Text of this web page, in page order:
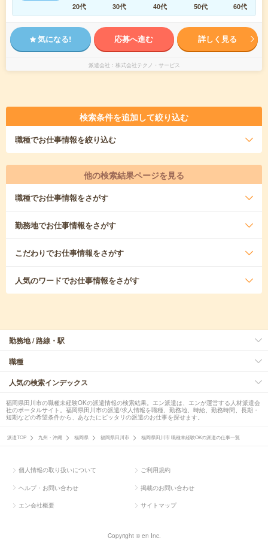
20代
30代 40代 50代 60代
気になる! 応募へ進む 詳しく見る
派遣会社 株式会社テクノ・サービス
検索条件を追加して絞り込む
職種でお仕事情報を絞り込む
他の検索結果ページを見る
職種でお仕事情報をさがす
勤務地でお仕事情報をさがす
こだわりでお仕事情報をさがす
人気のワードでお仕事情報をさがす
勤務地 / 路線・駅
職種
人気の検索インデックス
福岡県田川市の職種未経験OKの派遣情報の検索結果。エン派遣は、エンが運営する人材派遣会
社のポータルサイト。福岡県田川市の派遣/求人情報を職種、勤務地、時給、勤務時間、長期・
短期などの希望条件から、あなたにピッタリの派遣のお仕事を探せます。
派遣TOP 九州・沖縄 福岡県 福岡県田川市 福岡県田川市 職種未経験OKの派遣の仕事一覧
個人情報の取り扱いについて ご利用規約
ヘルプ・お問い合わせ 掲載のお問い合わせ
エン会社概要 サイトマップ
Copyright © en Inc.